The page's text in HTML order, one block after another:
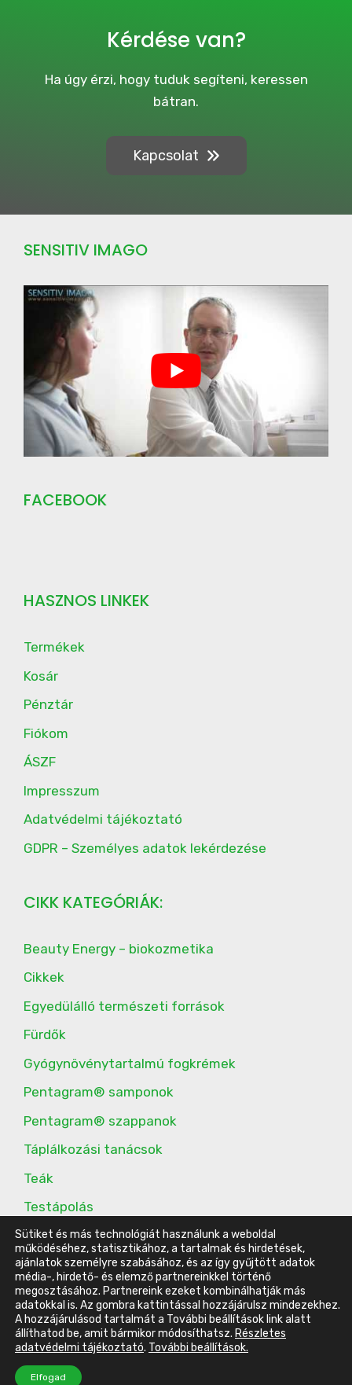
Kérdése van?
Ha úgy érzi, hogy tuduk segíteni, keressen
bátran.
Kapcsolat
SENSITIV IMAGO
FACEBOOK
HASZNOS LINKEK
Termékek
Kosár
Pénztár
Fiókom
ÁSZF
Impresszum
Adatvédelmi tájékoztató
GDPR – Személyes adatok lekérdezése
CIKK KATEGÓRIÁK:
Beauty Energy – biokozmetika
Cikkek
Egyedülálló természeti források
Fürdők
Gyógynövénytartalmú fogkrémek
Pentagram® samponok
Pentagram® szappanok
Táplálkozási tanácsok
Teák
Testápolás
További étrend-kiegészítők
© 2016-2023 Energy Belvárosi Klub |ÁSZF|Adatvédelmi
tájékoztató|Impresszum
Készítette:Szűcs Ádám -WordPress weboldal készítés
0 elemek - Ft
Sütiket és más technológiát használunk a weboldal
működéséhez, statisztikához, a tartalmak és hirdetések,
ajánlatok személyre szabásához, és az így gyűjtött adatok
média-, hirdető- és elemző partnereinkkel történő
megosztásához. Partnereink ezeket kombinálhatják más
adatokkal is. Az gombra kattintással hozzájárulsz mindezekhez.
A hozzájárulásod tartalmát a További beállítások link alatt
állíthatod be, amit bármikor módosíthatsz. Részletes
adatvédelmi tájékoztató. További beállítások.
Elfogad